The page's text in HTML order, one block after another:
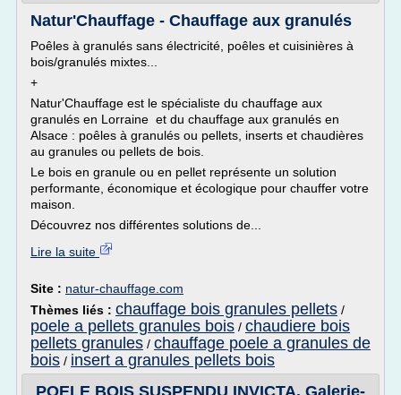
Natur'Chauffage - Chauffage aux granulés
Poêles à granulés sans électricité, poêles et cuisinières à
bois/granulés mixtes...
+
Natur'Chauffage est le spécialiste du chauffage aux
granulés en Lorraine et du chauffage aux granulés en
Alsace : poêles à granulés ou pellets, inserts et chaudières
au granules ou pellets de bois.
Le bois en granule ou en pellet représente un solution
performante, économique et écologique pour chauffer votre
maison.
Découvrez nos différentes solutions de...
Lire la suite
Site : natur-chauffage.com
Thèmes liés : chauffage bois granules pellets /
poele a pellets granules bois / chaudiere bois
pellets granules / chauffage poele a granules de
bois / insert a granules pellets bois
POELE BOIS SUSPENDU INVICTA, Galerie-